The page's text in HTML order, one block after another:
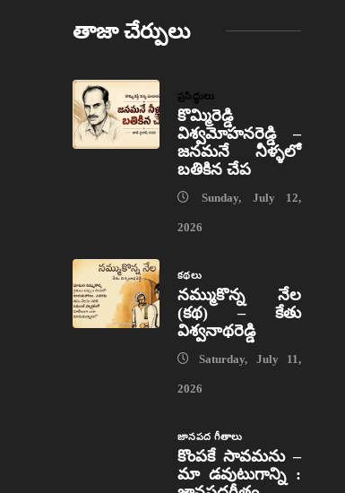
తాజా చేర్పులు
ప్రసిద్ధులు
కొమ్మిరెడ్డి
విశ్వమోహనరెడ్డి –
జనమనే నీళ్ళలో
బతికిన చేప
Sunday, July 12,
2026
కథలు
నమ్ముకొన్న నేల
(కథ) – కేతు
విశ్వనాథరెడ్డి
Saturday, July 11,
2026
జానపద గీతాలు
కొంపకే సావమను –
మా డవుటుగాన్ని :